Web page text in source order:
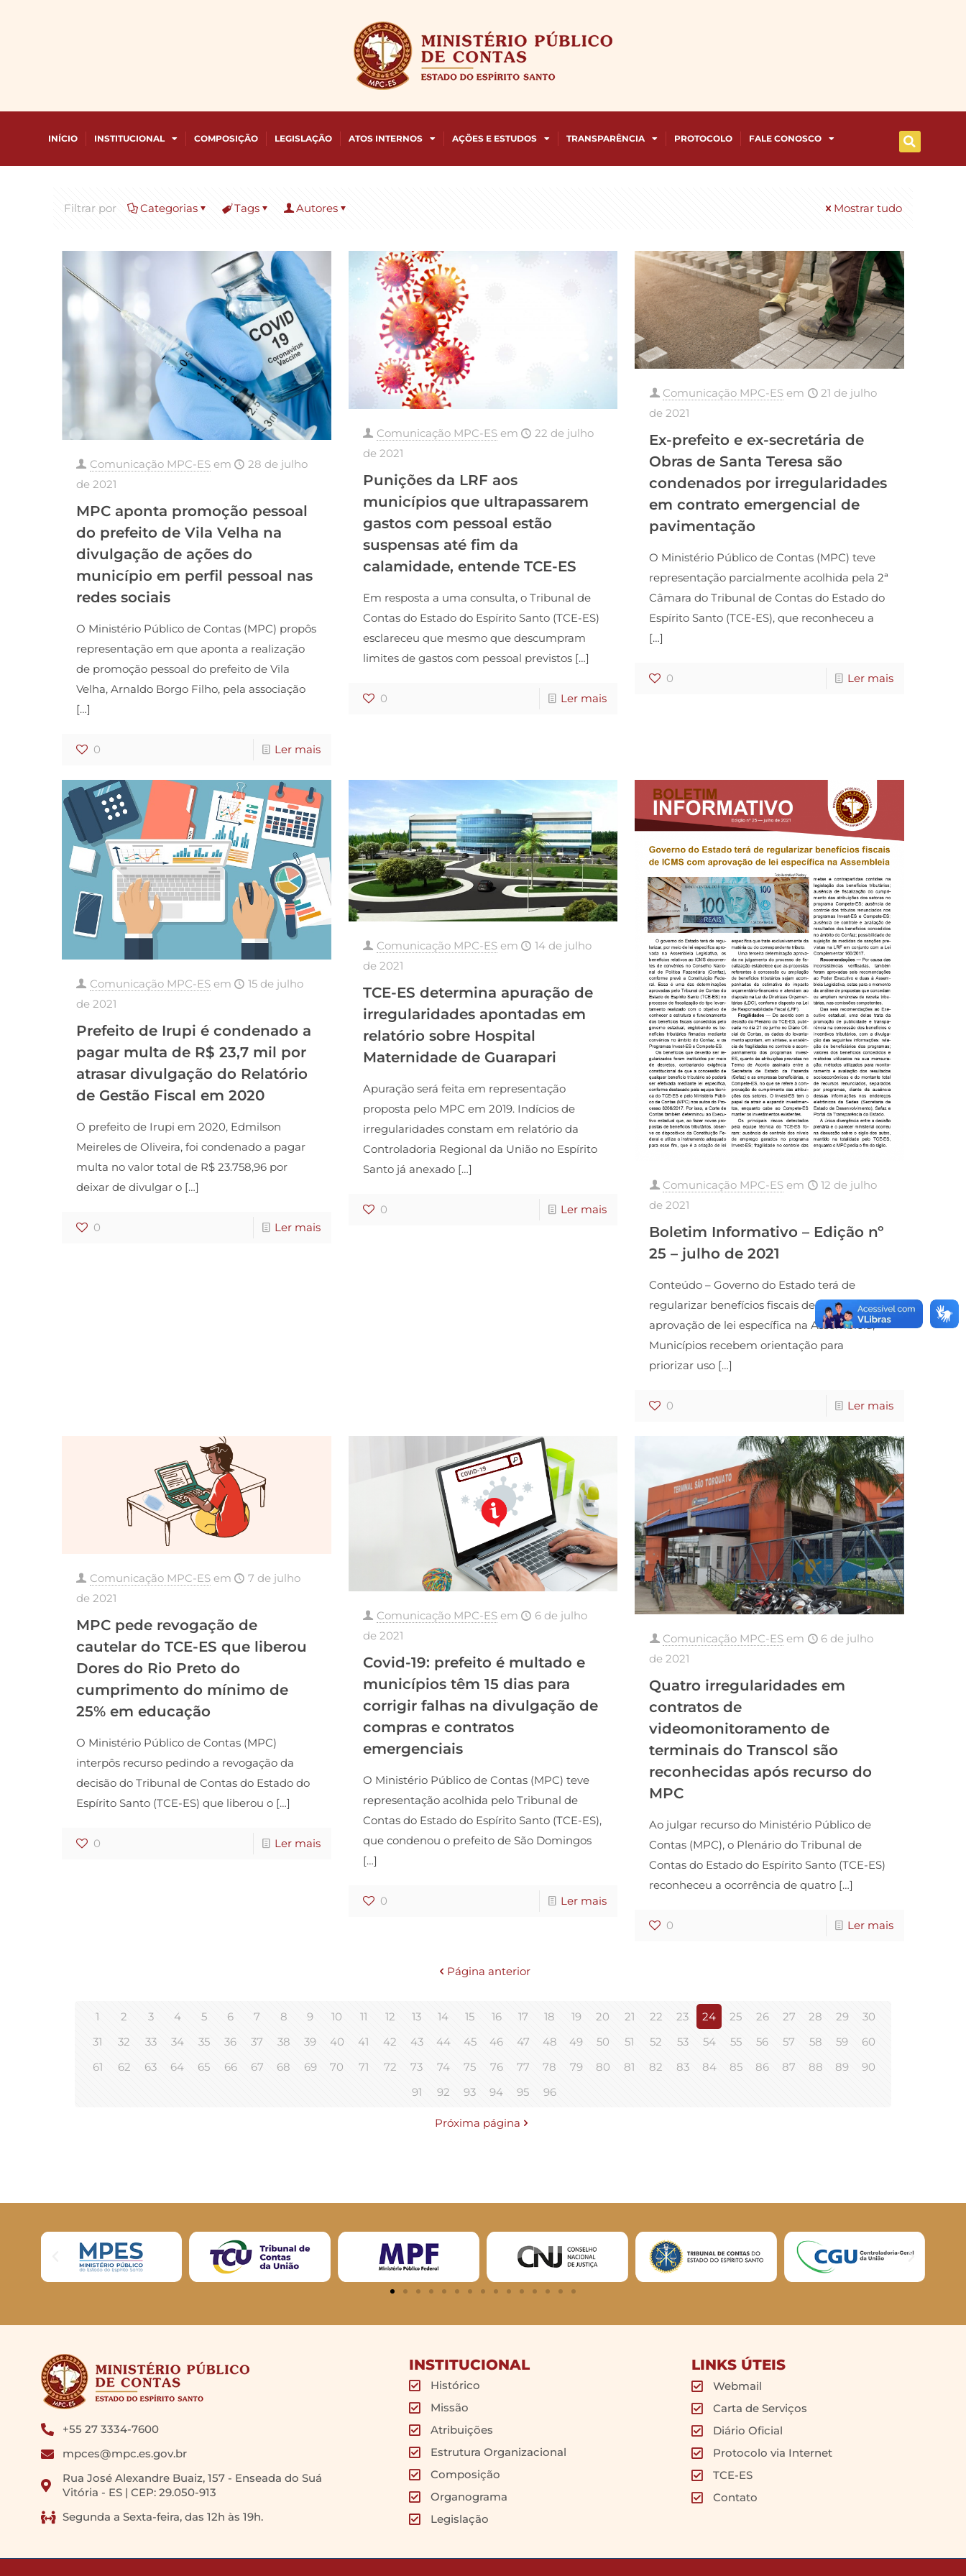
INÍCIO INSTITUCIONAL COMPOSIÇÃO LEGISLAÇÃO ATOS INTERNOS AÇÕES E ESTUDOS TRANSPARÊNCIA PROTOCOLO FALE CONOSCO
Filtrar por Categorias Tags Autores Mostrar tudo
Comunicação MPC-ES em
28 de julho
de 2021
MPC aponta promoção pessoal
do prefeito de Vila Velha na
divulgação de ações do
município em perfil pessoal nas
redes sociais
O Ministério Público de Contas (MPC) propôs
representação em que aponta a realização
de promoção pessoal do prefeito de Vila
Velha, Arnaldo Borgo Filho, pela associação
[…]
0 Ler mais
Comunicação MPC-ES em
22 de julho
de 2021
Punições da LRF aos
municípios que ultrapassarem
gastos com pessoal estão
suspensas até fim da
calamidade, entende TCE-ES
Em resposta a uma consulta, o Tribunal de
Contas do Estado do Espírito Santo (TCE-ES)
esclareceu que mesmo que descumpram
limites de gastos com pessoal previstos[…]
0 Ler mais
Comunicação MPC-ES em
21 de julho
de 2021
Ex-prefeito e ex-secretária de
Obras de Santa Teresa são
condenados por irregularidades
em contrato emergencial de
pavimentação
O Ministério Público de Contas (MPC) teve
representação parcialmente acolhida pela 2ª
Câmara do Tribunal de Contas do Estado do
Espírito Santo (TCE-ES), que reconheceu a
[…]
0 Ler mais
Comunicação MPC-ES em
15 de julho
de 2021
Prefeito de Irupi é condenado a
pagar multa de R$ 23,7 mil por
atrasar divulgação do Relatório
de Gestão Fiscal em 2020
O prefeito de Irupi em 2020, Edmilson
Meireles de Oliveira, foi condenado a pagar
multa no valor total de R$ 23.758,96 por
deixar de divulgar o[…]
0 Ler mais
Comunicação MPC-ES em
14 de julho
de 2021
TCE-ES determina apuração de
irregularidades apontadas em
relatório sobre Hospital
Maternidade de Guarapari
Apuração será feita em representação
proposta pelo MPC em 2019. Indícios de
irregularidades constam em relatório da
Controladoria Regional da União no Espírito
Santo já anexado[…]
0 Ler mais
Comunicação MPC-ES em
12 de julho
de 2021
Boletim Informativo – Edição nº
25 – julho de 2021
Conteúdo – Governo do Estado terá de
regularizar benefícios fiscais de ICMS com
aprovação de lei específica na Assembleia; –
Municípios recebem orientação para
priorizar uso […]
0 Ler mais
Comunicação MPC-ES em
7 de julho
de 2021
MPC pede revogação de
cautelar do TCE-ES que liberou
Dores do Rio Preto do
cumprimento do mínimo de
25% em educação
O Ministério Público de Contas (MPC)
interpôs recurso pedindo a revogação da
decisão do Tribunal de Contas do Estado do
Espírito Santo (TCE-ES) que liberou o[…]
0 Ler mais
Comunicação MPC-ES em
6 de julho
de 2021
Covid-19: prefeito é multado e
municípios têm 15 dias para
corrigir falhas na divulgação de
compras e contratos
emergenciais
O Ministério Público de Contas (MPC) teve
representação acolhida pelo Tribunal de
Contas do Estado do Espírito Santo (TCE-ES),
que condenou o prefeito de São Domingos
[…]
0 Ler mais
Comunicação MPC-ES em
6 de julho
de 2021
Quatro irregularidades em
contratos de
videomonitoramento de
terminais do Transcol são
reconhecidas após recurso do
MPC
Ao julgar recurso do Ministério Público de
Contas (MPC), o Plenário do Tribunal de
Contas do Estado do Espírito Santo (TCE-ES)
reconheceu a ocorrência de quatro […]
0 Ler mais
Página anterior
1 2 3 4 5 6 7 8 9 10 11 12 13 14 15 16 17 18 19 20 21 22 23 24 25 26 27 28 29
30
31
32 33 34 35 36 37 38 39 40 41 42 43 44 45 46 47 48 49 50 51 52 53 54 55 56 57 58 59
60
61
62 63 64 65 66 67 68 69 70 71 72 73 74 75 76 77 78 79 80 81 82 83 84 85 86 87 88 89
90
91
92 93 94 95 96
Próxima página
+55 27 3334-7600
mpces@mpc.es.gov.br
Rua José Alexandre Buaiz, 157 - Enseada do Suá
Vitória - ES | CEP: 29.050-913
Segunda a Sexta-feira, das 12h às 19h.
INSTITUCIONAL
Histórico
Missão
Atribuições
Estrutura Organizacional
Composição
Organograma
Legislação
LINKS ÚTEIS
Webmail
Carta de Serviços
Diário Oficial
Protocolo via Internet
TCE-ES
Contato